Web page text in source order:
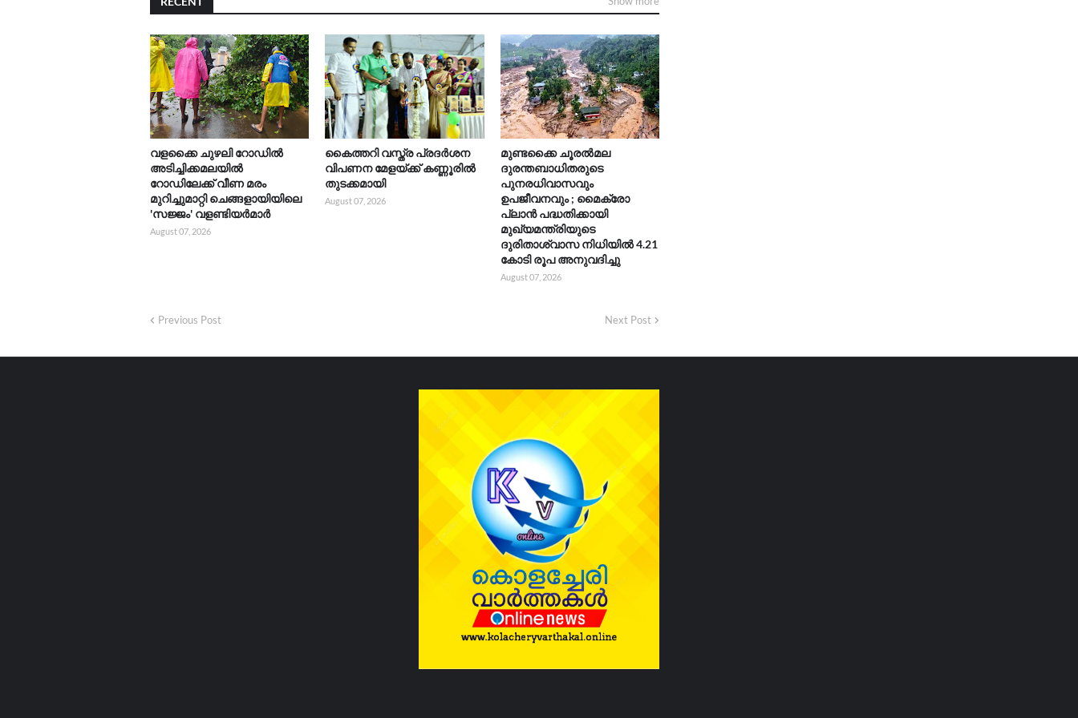
വളക്കൈ ചുഴലി റോഡിൽ
അടിച്ചിക്കമലയിൽ
റോഡിലേക്ക് വീണ മരം
മുറിച്ചുമാറ്റി ചെങ്ങളായിയിലെ
'സജ്ജം' വളണ്ടിയർമാർ
August 07, 2026
കൈത്തറി വസ്ത്ര പ്രദർശന
വിപണന മേളയ്ക്ക് കണ്ണൂരിൽ
തുടക്കമായി
August 07, 2026
മുണ്ടക്കൈ ചൂരൽമല
ദുരന്തബാധിതരുടെ
പുനരധിവാസവും
ഉപജീവനവും ; മൈക്രോ
പ്ലാൻ പദ്ധതിക്കായി
മുഖ്യമന്ത്രിയുടെ
ദുരിതാശ്വാസ നിധിയിൽ 4.21
കോടി രൂപ അനുവദിച്ചു
August 07, 2026
Previous Post Next Post